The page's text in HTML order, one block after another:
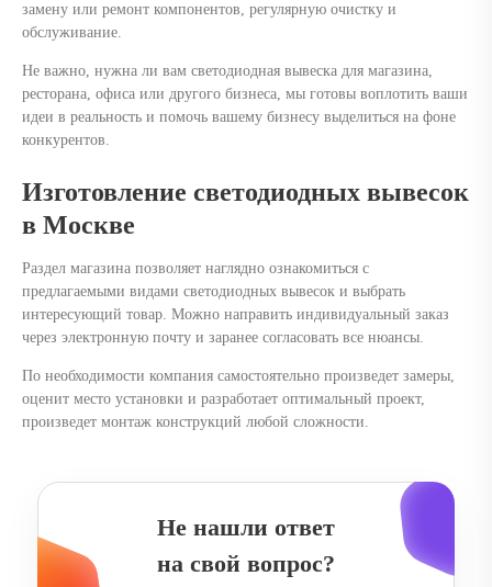
замену или ремонт компонентов, регулярную очистку и
обслуживание.
Не важно, нужна ли вам светодиодная вывеска для магазина,
ресторана, офиса или другого бизнеса, мы готовы воплотить ваши
идеи в реальность и помочь вашему бизнесу выделиться на фоне
конкурентов.
Изготовление светодиодных вывесок
в Москве
Раздел магазина позволяет наглядно ознакомиться с
предлагаемыми видами светодиодных вывесок и выбрать
интересующий товар. Можно направить индивидуальный заказ
через электронную почту и заранее согласовать все нюансы.
По необходимости компания самостоятельно произведет замеры,
оценит место установки и разработает оптимальный проект,
произведет монтаж конструкций любой сложности.
Не нашли ответ
на свой вопрос?